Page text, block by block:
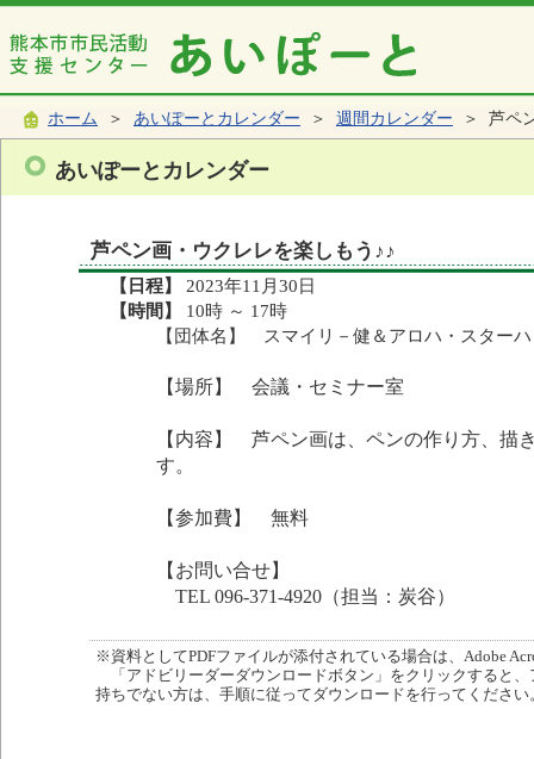
ホーム ＞ あいぽーとカレンダー ＞ 週間カレンダー ＞ 芦ペ
あいぽーとカレンダー
芦ペン画・ウクレレを楽しもう♪♪
【日程】
2023年11月30日
【時間】
10時 ～ 17時
【団体名】 スマイリ－健＆アロハ・スター
【場所】 会議・セミナー室
【内容】 芦ペン画は、ペンの作り方、描
す。
【参加費】 無料
【お問い合せ】
TEL 096-371-4920（担当：炭谷）
※資料としてPDFファイルが添付されている場合は、Adobe
「アドビリーダーダウンロードボタン」をクリックすると
持ちでない方は、手順に従ってダウンロードを行ってください